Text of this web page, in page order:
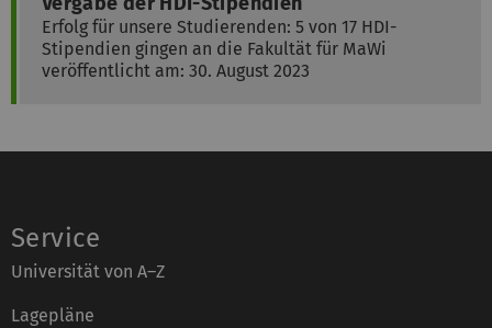
Erfolg für unsere Studierenden: 5 von 17 HDI-
Stipendien gingen an die Fakultät für MaWi
veröffentlicht am: 30. August 2023
Service
Universität von A–Z
Lagepläne